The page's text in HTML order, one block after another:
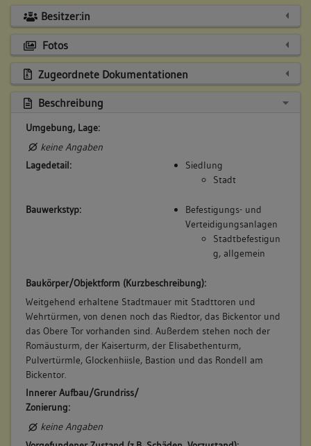
Besitzer:in
Fotos
Zugeordnete Dokumentationen
Beschreibung
Umgebung, Lage:
keine Angaben
Lagedetail:
Siedlung
Stadt
Bauwerkstyp:
Befestigungs- und
Verteidigungsanlagen
Stadtbefestigun
g, allgemein
Baukörper/Objektform (Kurzbeschreibung):
Weitgehend erhaltene Stadtmauer mit Stadttoren und
Wehrtürmen, von denen noch das Riedtor, das Bickentor und
das Obere Tor vorhanden sind. Außerdem stehen noch der
Romäusturm, der Kaiserturm, der Elisabethenturm,
Pulvertürmle, Glockenhiisle, Bastion und das Rondell am
Bickentor.
Innerer Aufbau/Grundriss/
Zonierung:
keine Angaben